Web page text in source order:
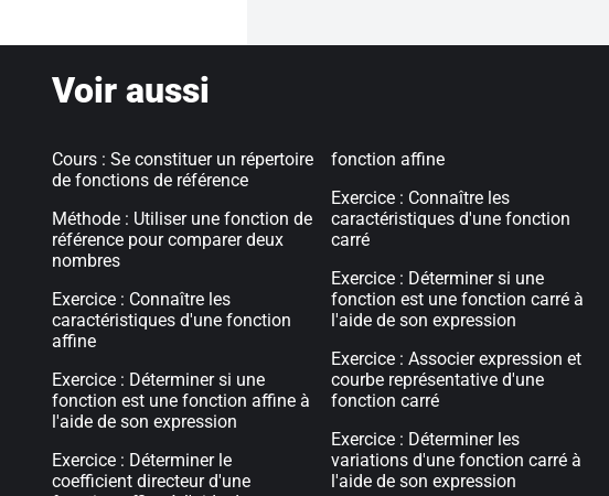
Voir aussi
Cours : Se constituer un répertoire
de fonctions de référence
Méthode : Utiliser une fonction de
référence pour comparer deux
nombres
Exercice : Connaître les
caractéristiques d'une fonction
affine
Exercice : Déterminer si une
fonction est une fonction affine à
l'aide de son expression
Exercice : Déterminer le
coefficient directeur d'une
fonction affine
Exercice : Connaître les
caractéristiques d'une fonction
carré
Exercice : Déterminer si une
fonction est une fonction carré à
l'aide de son expression
Exercice : Associer expression et
courbe représentative d'une
fonction carré
Exercice : Déterminer les
variations d'une fonction carré à
l'aide de son expression